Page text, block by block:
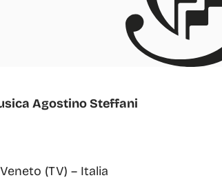
Agostino Steffani
(TV) – Italia